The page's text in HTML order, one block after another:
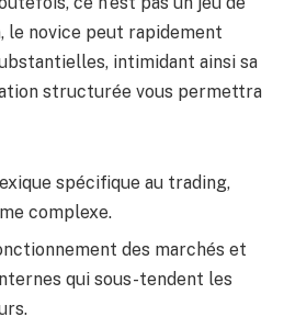
le novice peut rapidement
intimidant ainsi sa
structurée vous permettra
spécifique au trading,
complexe.
des marchés et
qui sous-tendent les